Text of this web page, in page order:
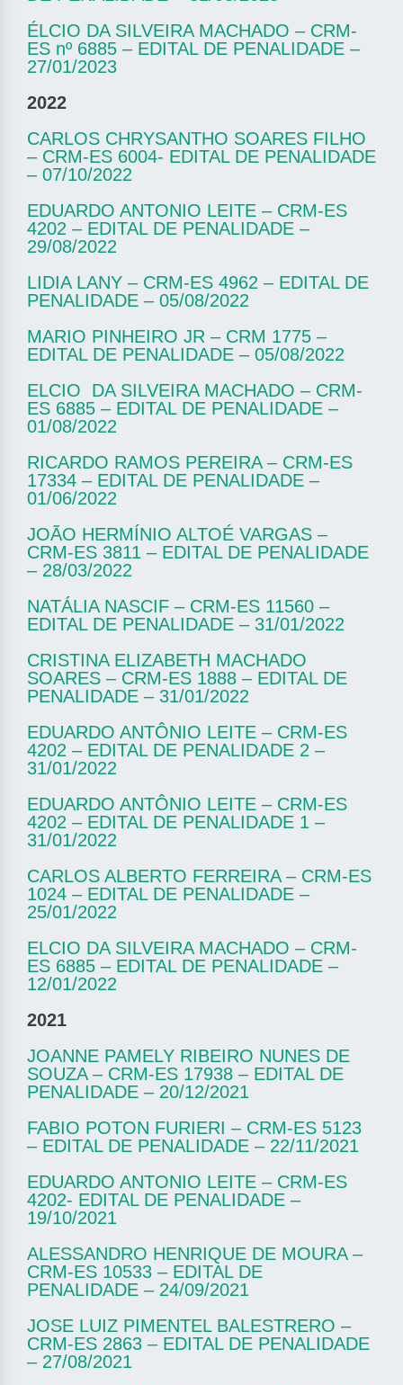
ÉLCIO DA SILVEIRA MACHADO – CRM-
ES nº 6885 – EDITAL DE PENALIDADE –
27/01/2023
2022
CARLOS CHRYSANTHO SOARES FILHO
– CRM-ES 6004- EDITAL DE PENALIDADE
– 07/10/2022
EDUARDO ANTONIO LEITE – CRM-ES
4202 – EDITAL DE PENALIDADE –
29/08/2022
LIDIA LANY – CRM-ES 4962 – EDITAL DE
PENALIDADE – 05/08/2022
MARIO PINHEIRO JR – CRM 1775 –
EDITAL DE PENALIDADE – 05/08/2022
ELCIO DA SILVEIRA MACHADO – CRM-
ES 6885 – EDITAL DE PENALIDADE –
01/08/2022
RICARDO RAMOS PEREIRA – CRM-ES
17334 – EDITAL DE PENALIDADE –
01/06/2022
JOÃO HERMÍNIO ALTOÉ VARGAS –
CRM-ES 3811 – EDITAL DE PENALIDADE
– 28/03/2022
NATÁLIA NASCIF – CRM-ES 11560 –
EDITAL DE PENALIDADE – 31/01/2022
CRISTINA ELIZABETH MACHADO
SOARES – CRM-ES 1888 – EDITAL DE
PENALIDADE – 31/01/2022
EDUARDO ANTÔNIO LEITE – CRM-ES
4202 – EDITAL DE PENALIDADE 2 –
31/01/2022
EDUARDO ANTÔNIO LEITE – CRM-ES
4202 – EDITAL DE PENALIDADE 1 –
31/01/2022
CARLOS ALBERTO FERREIRA – CRM-ES
1024 – EDITAL DE PENALIDADE –
25/01/2022
ELCIO DA SILVEIRA MACHADO – CRM-
ES 6885 – EDITAL DE PENALIDADE –
12/01/2022
2021
JOANNE PAMELY RIBEIRO NUNES DE
SOUZA – CRM-ES 17938 – EDITAL DE
PENALIDADE – 20/12/2021
FABIO POTON FURIERI – CRM-ES 5123
– EDITAL DE PENALIDADE – 22/11/2021
EDUARDO ANTONIO LEITE – CRM-ES
4202- EDITAL DE PENALIDADE –
19/10/2021
ALESSANDRO HENRIQUE DE MOURA –
CRM-ES 10533 – EDITAL DE
PENALIDADE – 24/09/2021
JOSE LUIZ PIMENTEL BALESTRERO –
CRM-ES 2863 – EDITAL DE PENALIDADE
– 27/08/2021